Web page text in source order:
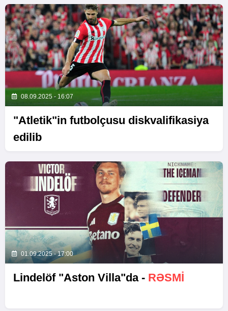
08.09.2025 - 16:07
"Atletik"in futbolçusu diskvalifikasiya
edilib
01.09.2025 - 17:00
Lindelöf "Aston Villa"da - RƏSMI